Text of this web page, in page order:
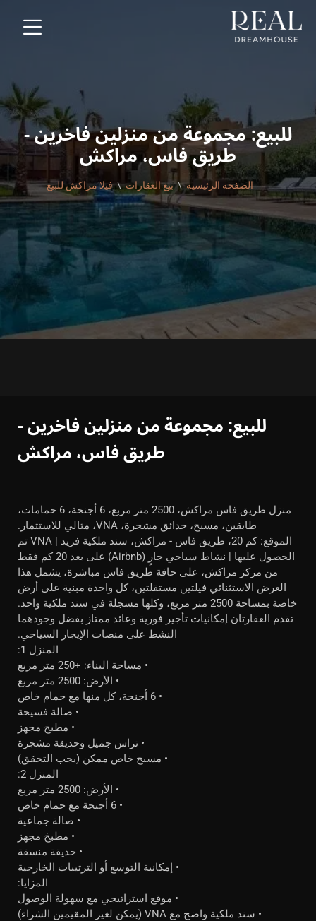
للبيع: مجموعة من منزلين فاخرين -
طريق فاس، مراكش
الصفحة الرئيسية بيع العقارات فيلا مراكش للبيع
للبيع: مجموعة من منزلين فاخرين -
طريق فاس، مراكش
منزل طريق فاس مراكش، 2500 متر مربع، 6 أجنحة، 6 حمامات،
طابقين، مسبح، حدائق مشجرة، VNA، مثالي للاستثمار.
الموقع: كم 20، طريق فاس - مراكش، سند ملكية فريد | VNA تم
الحصول عليها | نشاط سياحي جارٍ (Airbnb) على بعد 20 كم فقط
من مركز مراكش، على حافة طريق فاس مباشرة، يشمل هذا
العرض الاستثنائي فيلتين مستقلتين، كل واحدة مبنية على أرض
خاصة بمساحة 2500 متر مربع، وكلها مسجلة في سند ملكية واحد.
تقدم العقارتان إمكانيات تأجير فورية وعائد ممتاز بفضل وجودهما
النشط على منصات الإيجار السياحي.
المنزل 1:
• مساحة البناء: +250 متر مربع
• الأرض: 2500 متر مربع
• 6 أجنحة، كل منها مع حمام خاص
• صالة فسيحة
• مطبخ مجهز
• تراس جميل وحديقة مشجرة
• مسبح خاص ممكن (يجب التحقق)
المنزل 2:
• الأرض: 2500 متر مربع
• 6 أجنحة مع حمام خاص
• صالة جماعية
• مطبخ مجهز
• حديقة منسقة
• إمكانية التوسع أو الترتيبات الخارجية
المزايا:
• موقع استراتيجي مع سهولة الوصول
• سند ملكية واضح مع VNA (يمكن لغير المقيمين الشراء)